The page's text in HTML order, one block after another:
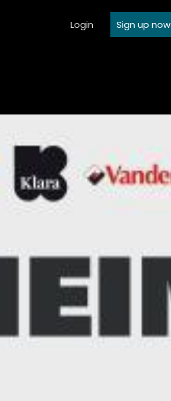
Login Sign up now